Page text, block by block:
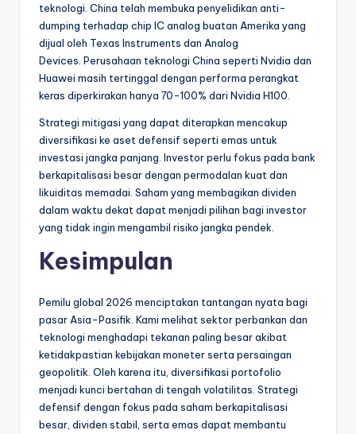
teknologi. China telah membuka penyelidikan anti-
dumping terhadap chip IC analog buatan Amerika yang
dijual oleh Texas Instruments dan Analog
Devices. Perusahaan teknologi China seperti Nvidia dan
Huawei masih tertinggal dengan performa perangkat
keras diperkirakan hanya 70-100% dari Nvidia H100.
Strategi mitigasi yang dapat diterapkan mencakup
diversifikasi ke aset defensif seperti emas untuk
investasi jangka panjang. Investor perlu fokus pada bank
berkapitalisasi besar dengan permodalan kuat dan
likuiditas memadai. Saham yang membagikan dividen
dalam waktu dekat dapat menjadi pilihan bagi investor
yang tidak ingin mengambil risiko jangka pendek.
Kesimpulan
Pemilu global 2026 menciptakan tantangan nyata bagi
pasar Asia-Pasifik. Kami melihat sektor perbankan dan
teknologi menghadapi tekanan paling besar akibat
ketidakpastian kebijakan moneter serta persaingan
geopolitik. Oleh karena itu, diversifikasi portofolio
menjadi kunci bertahan di tengah volatilitas. Strategi
defensif dengan fokus pada saham berkapitalisasi
besar, dividen stabil, serta emas dapat membantu